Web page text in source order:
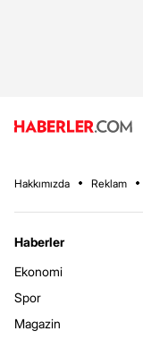
Hakkımızda Reklam
Haberler
Ekonomi
Spor
Magazin